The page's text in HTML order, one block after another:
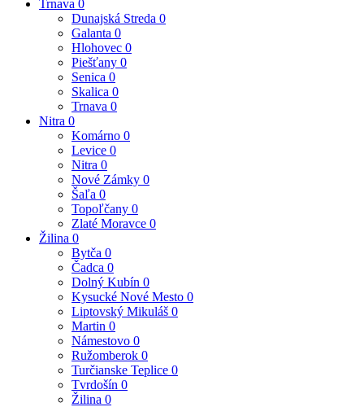
Trnava 0
Dunajská Streda 0
Galanta 0
Hlohovec 0
Piešťany 0
Senica 0
Skalica 0
Trnava 0
Nitra 0
Komárno 0
Levice 0
Nitra 0
Nové Zámky 0
Šaľa 0
Topoľčany 0
Zlaté Moravce 0
Žilina 0
Bytča 0
Čadca 0
Dolný Kubín 0
Kysucké Nové Mesto 0
Liptovský Mikuláš 0
Martin 0
Námestovo 0
Ružomberok 0
Turčianske Teplice 0
Tvrdošín 0
Žilina 0